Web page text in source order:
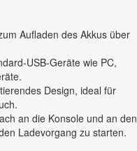
Aufladen des Akkus über
USB-Geräte wie PC,
Design, ideal für
an die Konsole und an den
Ladevorgang zu starten.